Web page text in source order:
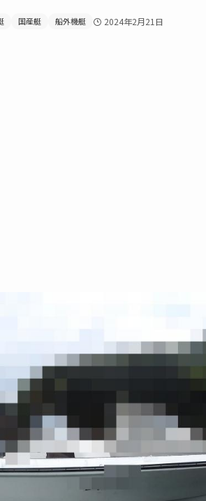
国産艇 船外機艇 2024年2月21日